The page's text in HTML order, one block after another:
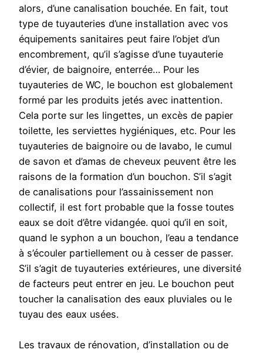
alors, d’une canalisation bouchée. En fait, tout
type de tuyauteries d’une installation avec vos
équipements sanitaires peut faire l’objet d’un
encombrement, qu’il s’agisse d’une tuyauterie
d’évier, de baignoire, enterrée… Pour les
tuyauteries de WC, le bouchon est globalement
formé par les produits jetés avec inattention.
Cela porte sur les lingettes, un excès de papier
toilette, les serviettes hygiéniques, etc. Pour les
tuyauteries de baignoire ou de lavabo, le cumul
de savon et d’amas de cheveux peuvent être les
raisons de la formation d’un bouchon. S’il s’agit
de canalisations pour l’assainissement non
collectif, il est fort probable que la fosse toutes
eaux se doit d’être vidangée. quoi qu’il en soit,
quand le syphon a un bouchon, l’eau a tendance
à s’écouler partiellement ou à cesser de passer.
S’il s’agit de tuyauteries extérieures, une diversité
de facteurs peut entrer en jeu. Le bouchon peut
toucher la canalisation des eaux pluviales ou le
tuyau des eaux usées.
Les travaux de rénovation, d’installation ou de